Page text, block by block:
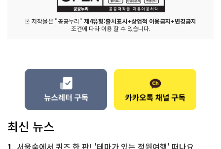
본 저작물은 "공공누리" 제4유형:출처표시+상업적 이용금지+변경금지
조건에 따라 이용 할 수 있습니다.
최신 뉴스